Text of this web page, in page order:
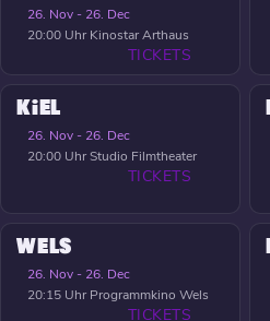
26. Nov - 26. Dec
20:00 Uhr Kinostar Arthaus
TICKETS
KIEL
26. Nov - 26. Dec
20:00 UhrStudio Filmtheater
TICKETS
WELS
26. Nov - 26. Dec
20:15 Uhr Programmkino Wels
TICKETS